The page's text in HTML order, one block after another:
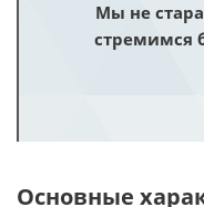
Мы не
стремимся
Основные